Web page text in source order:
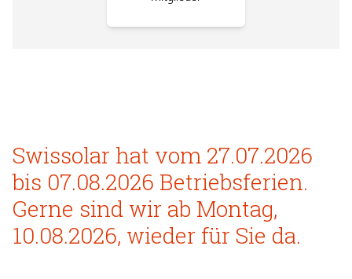
Swissolar hat vom 27.07.2026
bis 07.08.2026 Betriebsferien.
Gerne sind wir ab Montag,
10.08.2026, wieder für Sie da.